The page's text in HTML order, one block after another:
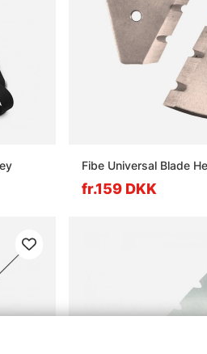
Fibe Universal Blade
fr.159 DKK